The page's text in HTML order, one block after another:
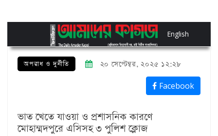
English
অপরাধ ও দুর্নীতি ২০ সেপ্টেম্বর, ২০২৫ ১২:২৮
Facebook
ভাত খেতে যাওয়া ও প্রশাসনিক কারণে
মোহাম্মদপুরে এসিসহ ৩ পুলিশ ক্লোজ